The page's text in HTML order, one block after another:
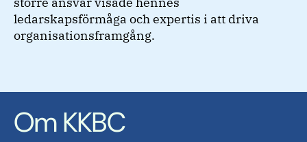
ledarskapsförmåga och expertis i att driva
organisationsframgång.
Om KKBC